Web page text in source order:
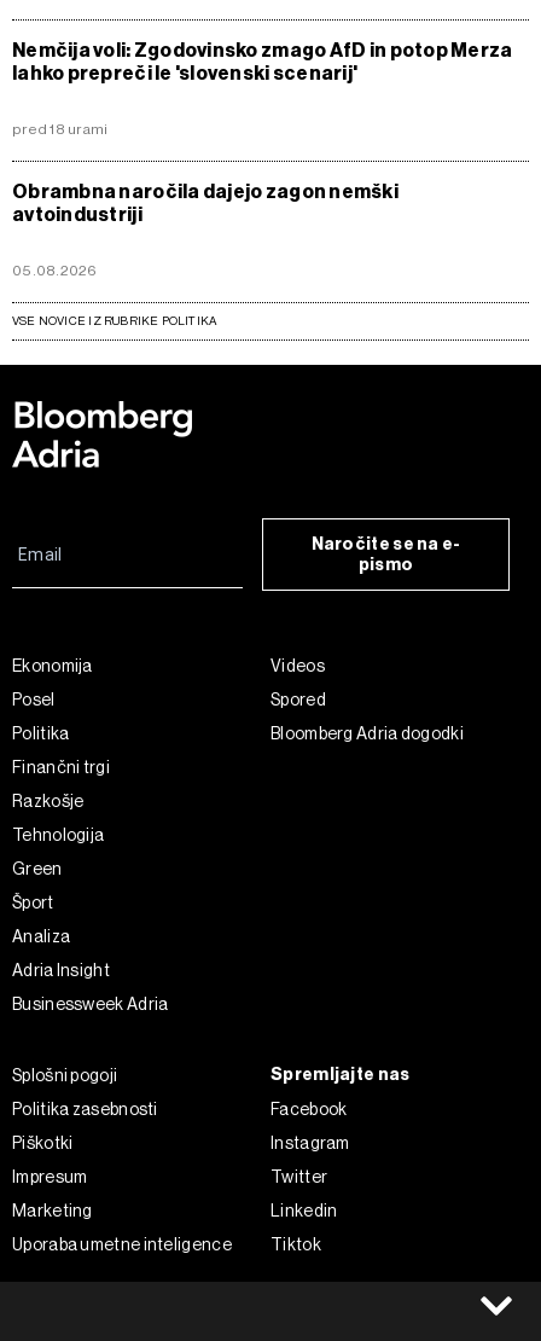
Nemčija voli: Zgodovinsko zmago AfD in potop Merza
lahko prepreči le 'slovenski scenarij'
pred 18 urami
Obrambna naročila dajejo zagon nemški
avtoindustriji
05.08.2026
VSE NOVICE IZ RUBRIKE POLITIKA
Naročite se na e-
pismo
Ekonomija
Posel
Politika
Finančni trgi
Razkošje
Tehnologija
Green
Šport
Analiza
Adria Insight
Businessweek Adria
Videos
Spored
Bloomberg Adria dogodki
Splošni pogoji
Politika zasebnosti
Piškotki
Impresum
Marketing
Uporaba umetne inteligence
Spremljajte nas
Facebook
Instagram
Twitter
Linkedin
Tiktok